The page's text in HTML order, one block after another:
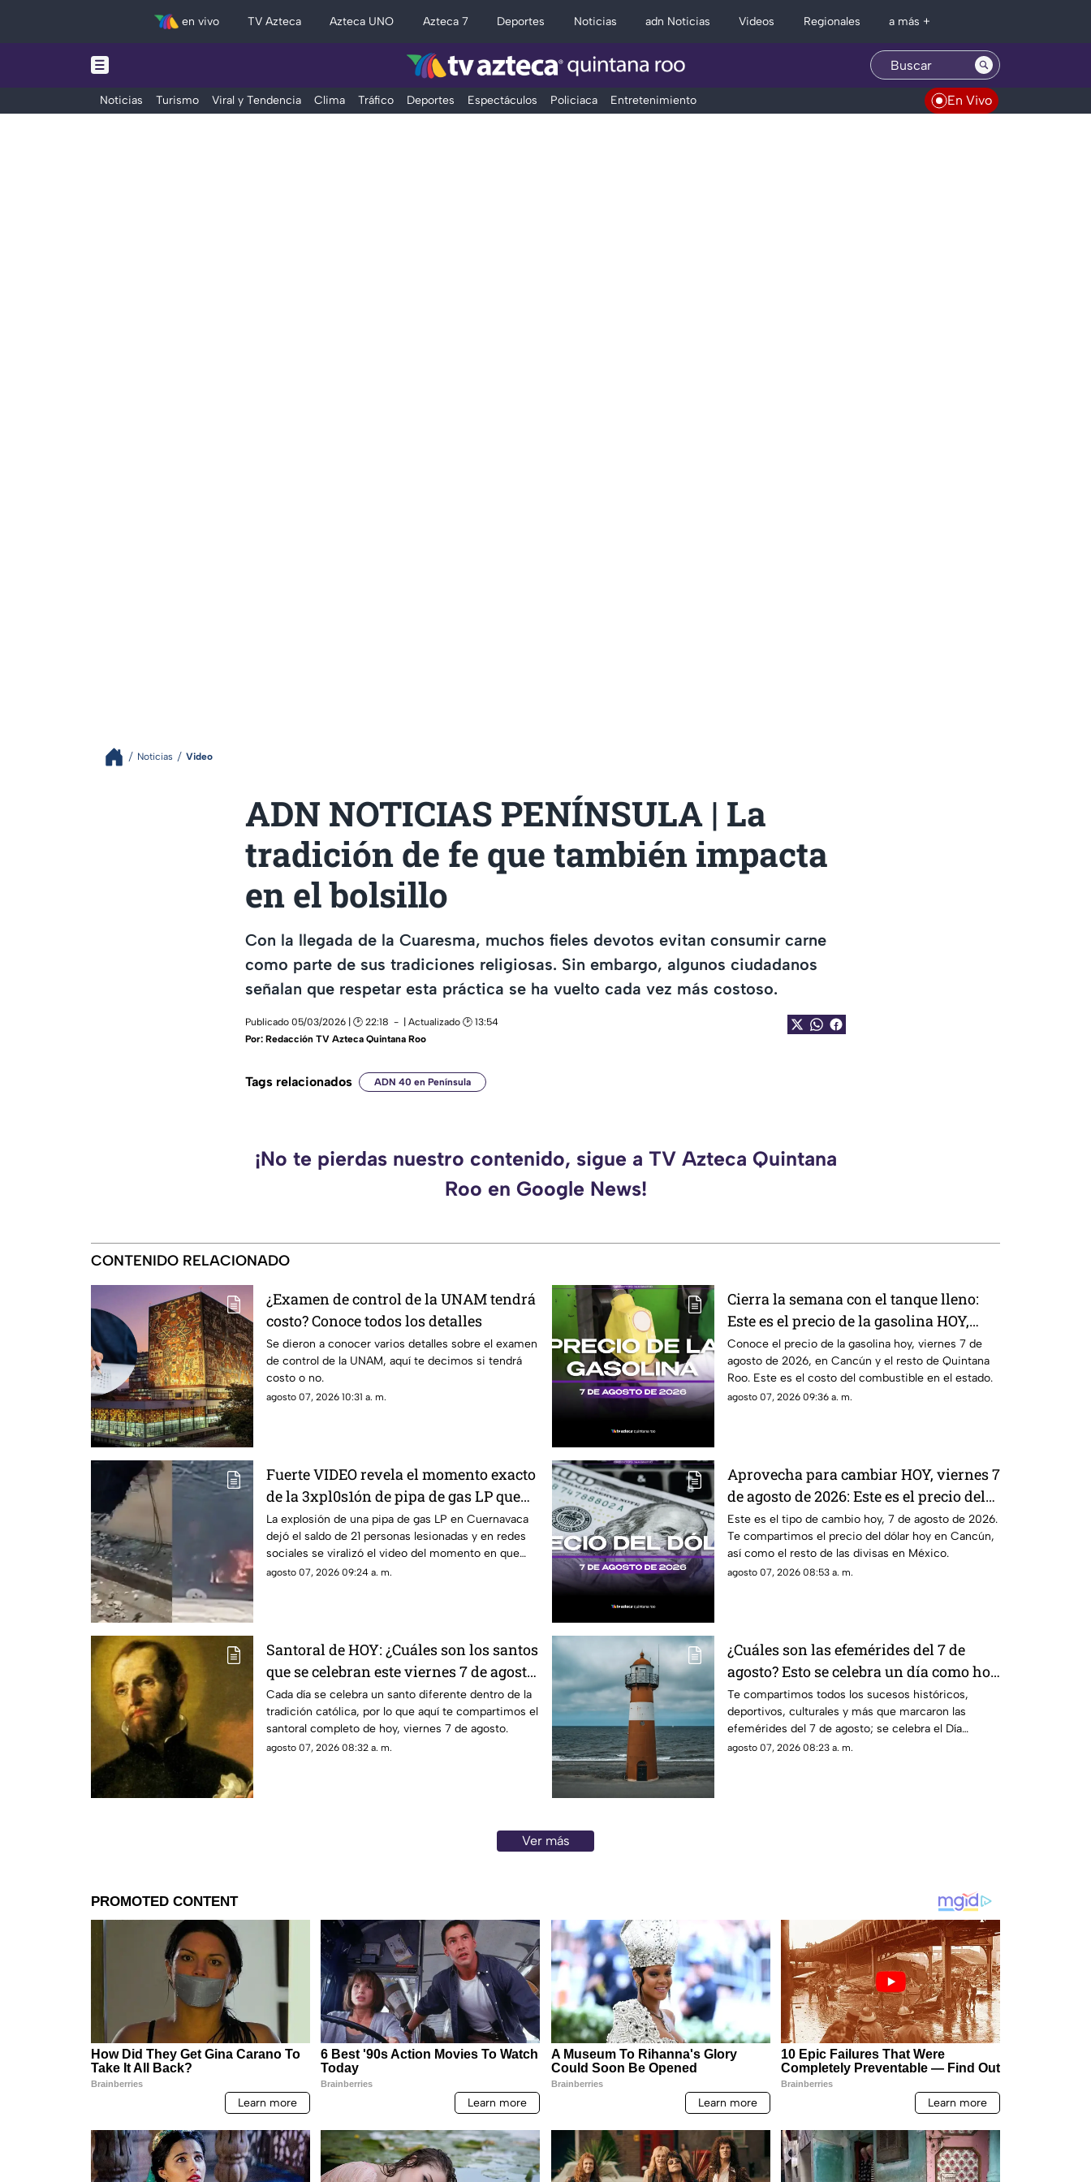
en vivo TV Azteca Azteca UNO Azteca 7 Deportes Noticias adn Noticias Videos Regionales a más +
Noticias Turismo Viral y Tendencia Clima Tráfico Deportes Espectáculos Policiaca Entretenimiento En Vivo
Noticias Video
ADN NOTICIAS PENÍNSULA | La
tradición de fe que también impacta
en el bolsillo
Con la llegada de la Cuaresma, muchos fieles devotos evitan consumir carne
como parte de sus tradiciones religiosas. Sin embargo, algunos ciudadanos
señalan que respetar esta práctica se ha vuelto cada vez más costoso.
Publicado 05/03/2026 | 🕑 22:18
| Actualizado 🕑 13:54
Por: Redacción TV Azteca Quintana Roo
Tags relacionados ADN 40 en Península
¡No te pierdas nuestro contenido, sigue a TV Azteca Quintana
Roo en Google News!
CONTENIDO RELACIONADO
¿Examen de control de la UNAM tendrá
costo? Conoce todos los detalles
Se dieron a conocer varios detalles sobre el examen
de control de la UNAM, aquí te decimos si tendrá
costo o no.
agosto 07, 2026 10:31 a. m.
Cierra la semana con el tanque lleno:
Este es el precio de la gasolina HOY,
viernes 7 de agosto de 2026, en
Quintana Roo
Conoce el precio de la gasolina hoy, viernes 7 de
agosto de 2026, en Cancún y el resto de Quintana
Roo. Este es el costo del combustible en el estado.
agosto 07, 2026 09:36 a. m.
Fuerte VIDEO revela el momento exacto
de la 3xpl0s1ón de pipa de gas LP que
dejó a 21 personas l3s10n4d4s: Esto se
sabe sobre lo ocurrido en Cuernavaca
La explosión de una pipa de gas LP en Cuernavaca
dejó el saldo de 21 personas lesionadas y en redes
sociales se viralizó el video del momento en que
ocurrió.
agosto 07, 2026 09:24 a. m.
Aprovecha para cambiar HOY, viernes 7
de agosto de 2026: Este es el precio del
dólar estadounidense en Cancún
Este es el tipo de cambio hoy, 7 de agosto de 2026.
Te compartimos el precio del dólar hoy en Cancún,
así como el resto de las divisas en México.
agosto 07, 2026 08:53 a. m.
Santoral de HOY: ¿Cuáles son los santos
que se celebran este viernes 7 de agosto
de 2026?
Cada día se celebra un santo diferente dentro de la
tradición católica, por lo que aquí te compartimos el
santoral completo de hoy, viernes 7 de agosto.
agosto 07, 2026 08:32 a. m.
¿Cuáles son las efemérides del 7 de
agosto? Esto se celebra un día como hoy
en México y el mundo
Te compartimos todos los sucesos históricos,
deportivos, culturales y más que marcaron las
efemérides del 7 de agosto; se celebra el Día
Mundial de los Faros.
agosto 07, 2026 08:23 a. m.
Ver más